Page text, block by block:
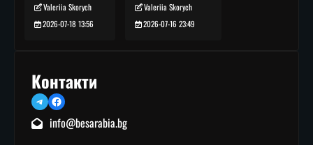
Valeriia Skorych
2026-07-18 13:56
Valeriia Skorych
2026-07-16 23:49
Контакти
TelegramFacebook
info@besarabia.bg